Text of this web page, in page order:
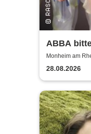
ABBA
Monheim am
28.08.2026